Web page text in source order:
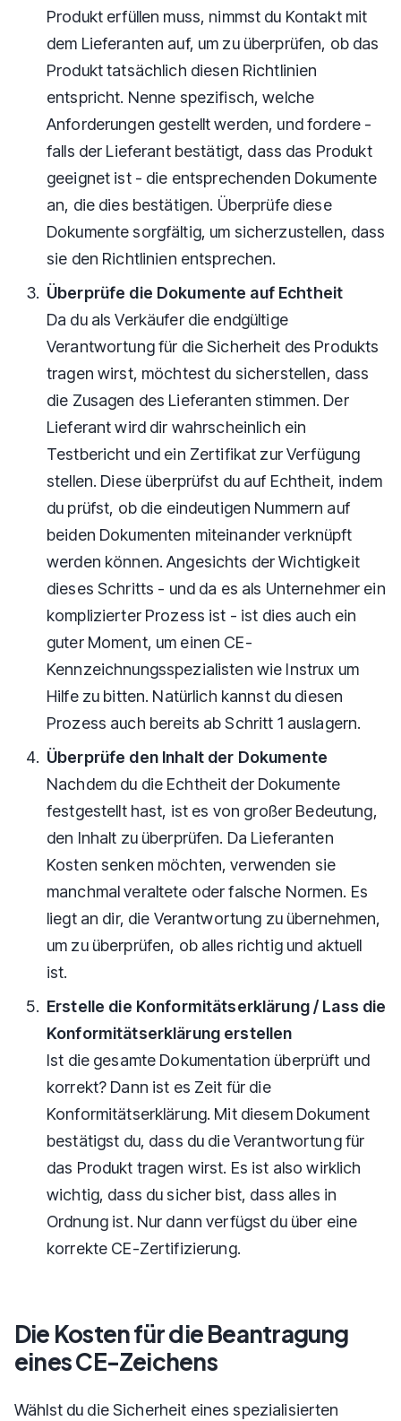
Produkt erfüllen muss, nimmst du Kontakt mit
dem Lieferanten auf, um zu überprüfen, ob das
Produkt tatsächlich diesen Richtlinien
entspricht. Nenne spezifisch, welche
Anforderungen gestellt werden, und fordere -
falls der Lieferant bestätigt, dass das Produkt
geeignet ist - die entsprechenden Dokumente
an, die dies bestätigen. Überprüfe diese
Dokumente sorgfältig, um sicherzustellen, dass
sie den Richtlinien entsprechen.
Überprüfe die Dokumente auf Echtheit
Da du als Verkäufer die endgültige
Verantwortung für die Sicherheit des Produkts
tragen wirst, möchtest du sicherstellen, dass
die Zusagen des Lieferanten stimmen. Der
Lieferant wird dir wahrscheinlich ein
Testbericht und ein Zertifikat zur Verfügung
stellen. Diese überprüfst du auf Echtheit, indem
du prüfst, ob die eindeutigen Nummern auf
beiden Dokumenten miteinander verknüpft
werden können. Angesichts der Wichtigkeit
dieses Schritts - und da es als Unternehmer ein
komplizierter Prozess ist - ist dies auch ein
guter Moment, um einen CE-
Kennzeichnungsspezialisten wie Instrux um
Hilfe zu bitten. Natürlich kannst du diesen
Prozess auch bereits ab Schritt 1 auslagern.
Überprüfe den Inhalt der Dokumente
Nachdem du die Echtheit der Dokumente
festgestellt hast, ist es von großer Bedeutung,
den Inhalt zu überprüfen. Da Lieferanten
Kosten senken möchten, verwenden sie
manchmal veraltete oder falsche Normen. Es
liegt an dir, die Verantwortung zu übernehmen,
um zu überprüfen, ob alles richtig und aktuell
ist.
Erstelle die Konformitätserklärung / Lass die
Konformitätserklärung erstellen
Ist die gesamte Dokumentation überprüft und
korrekt? Dann ist es Zeit für die
Konformitätserklärung. Mit diesem Dokument
bestätigst du, dass du die Verantwortung für
das Produkt tragen wirst. Es ist also wirklich
wichtig, dass du sicher bist, dass alles in
Ordnung ist. Nur dann verfügst du über eine
korrekte CE-Zertifizierung.
Die Kosten für die Beantragung
eines CE-Zeichens
Wählst du die Sicherheit eines spezialisierten